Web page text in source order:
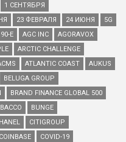
1 СЕНТЯБРЯ
23 ФЕВРАЛЯ 24 ИЮНЯ
5G
90-Е AGC INC
AGORAVOX
ARCTIC CHALLENGE
ATLANTIC COAST
AUKUS
BELUGA GROUP
BRAND FINANCE GLOBAL 500
BUNGE
CITIGROUP
COINBASE
COVID-19